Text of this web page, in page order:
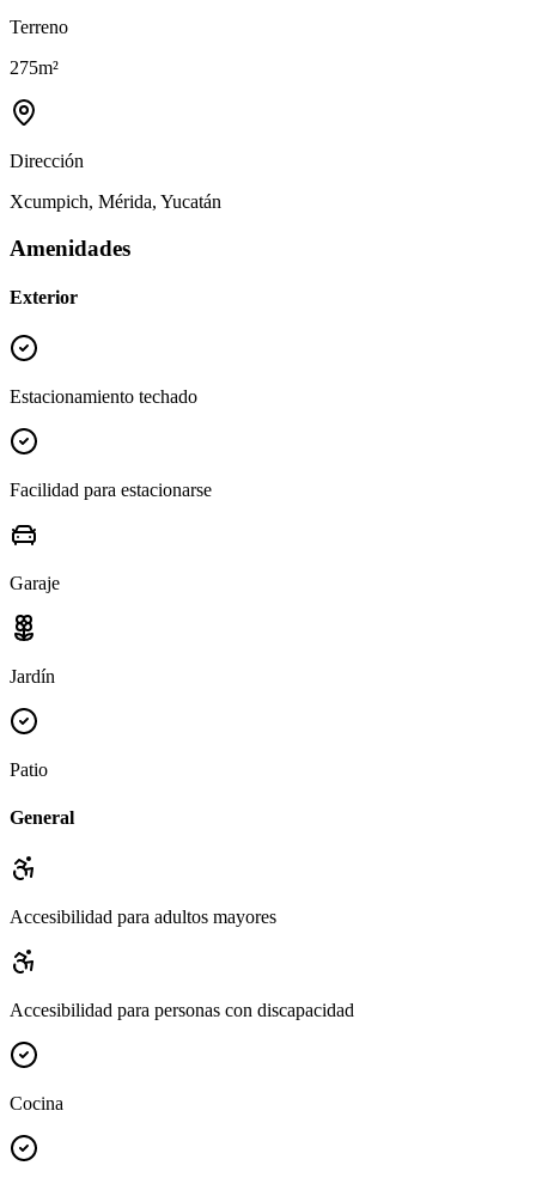
Terreno
275m²
Dirección
Xcumpich, Mérida, Yucatán
Amenidades
Exterior
Estacionamiento techado
Facilidad para estacionarse
Garaje
Jardín
Patio
General
Accesibilidad para adultos mayores
Accesibilidad para personas con discapacidad
Cocina